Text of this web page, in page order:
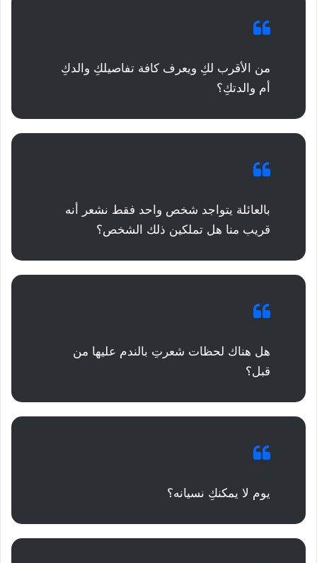
من الأقرب لكِ ويعرف كافة تفاصيلكِ والدكِ
أم والدتكِ؟
بالعائلة يتواجد شخص واحد فقط نشعر أنه
قريب منا هل تملكين ذلك الشخص؟
هل هناك لحظات شعرتِ بالندم عليها من
قبل؟
يوم لا يمكنكِ نسيانه؟